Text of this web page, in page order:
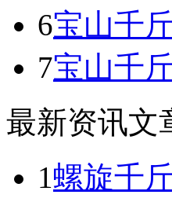
6宝山千
7宝山千
最新资讯文
1螺旋千